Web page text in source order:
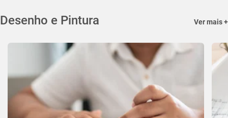
Desenho e Pintura Ver mais +